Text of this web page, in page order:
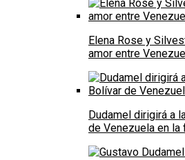
Elena Rose y
amor entre
Dudamel dirigirá a
de Venezuela en la